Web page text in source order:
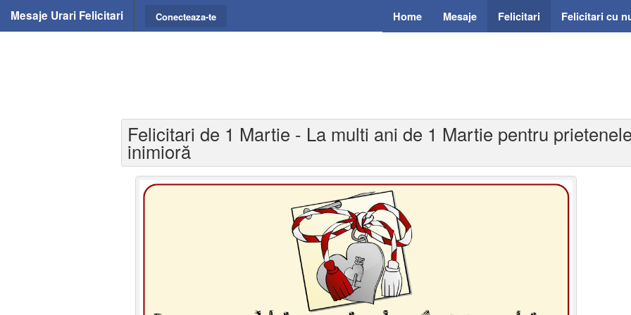
Mesaje Urari Felicitari Home Mesaje Felicitari Felicitari cu
Conecteaza-te
Felicitari de 1 Martie - La multi ani de 1 Martie pentru
inimioră